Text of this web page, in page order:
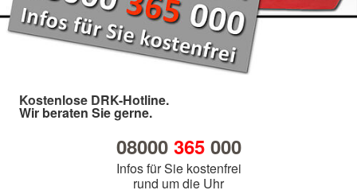
Kostenlose DRK-Hotline.
Wir beraten Sie gerne.
08000 365000
Infos für Sie kostenfrei
rund um die Uhr